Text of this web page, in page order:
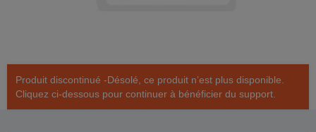
Produit discontinué -Désolé, ce produit n’est plus disponible.
Cliquez ci-dessous pour continuer à bénéficier du support.